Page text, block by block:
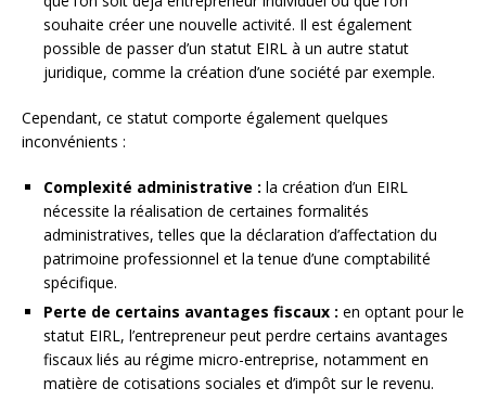
souhaite créer une nouvelle activité. Il est également
possible de passer d’un statut EIRL à un autre statut
juridique, comme la création d’une société par exemple.
Cependant, ce statut comporte également quelques
inconvénients :
Complexité administrative : la création d’un EIRL
nécessite la réalisation de certaines formalités
administratives, telles que la déclaration d’affectation du
patrimoine professionnel et la tenue d’une comptabilité
spécifique.
Perte de certains avantages fiscaux : en optant pour le
statut EIRL, l’entrepreneur peut perdre certains avantages
fiscaux liés au régime micro-entreprise, notamment en
matière de cotisations sociales et d’impôt sur le revenu.